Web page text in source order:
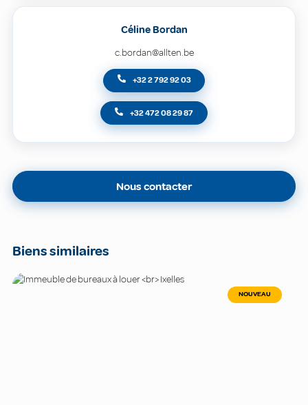
Céline Bordan
c.bordan@allten.be
+32 2 792 92 03
+32 472 08 29 87
Nous contacter
Biens similaires
NOUVEAU